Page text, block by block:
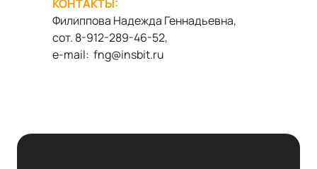
КОНТАКТЫ:
Филиппова Надежда Геннадьевна,
сот. 8-912-289-46-52,
e-mail: fng@insbit.ru